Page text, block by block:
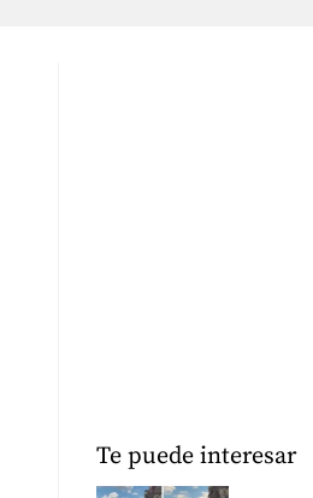
Te puede interesar